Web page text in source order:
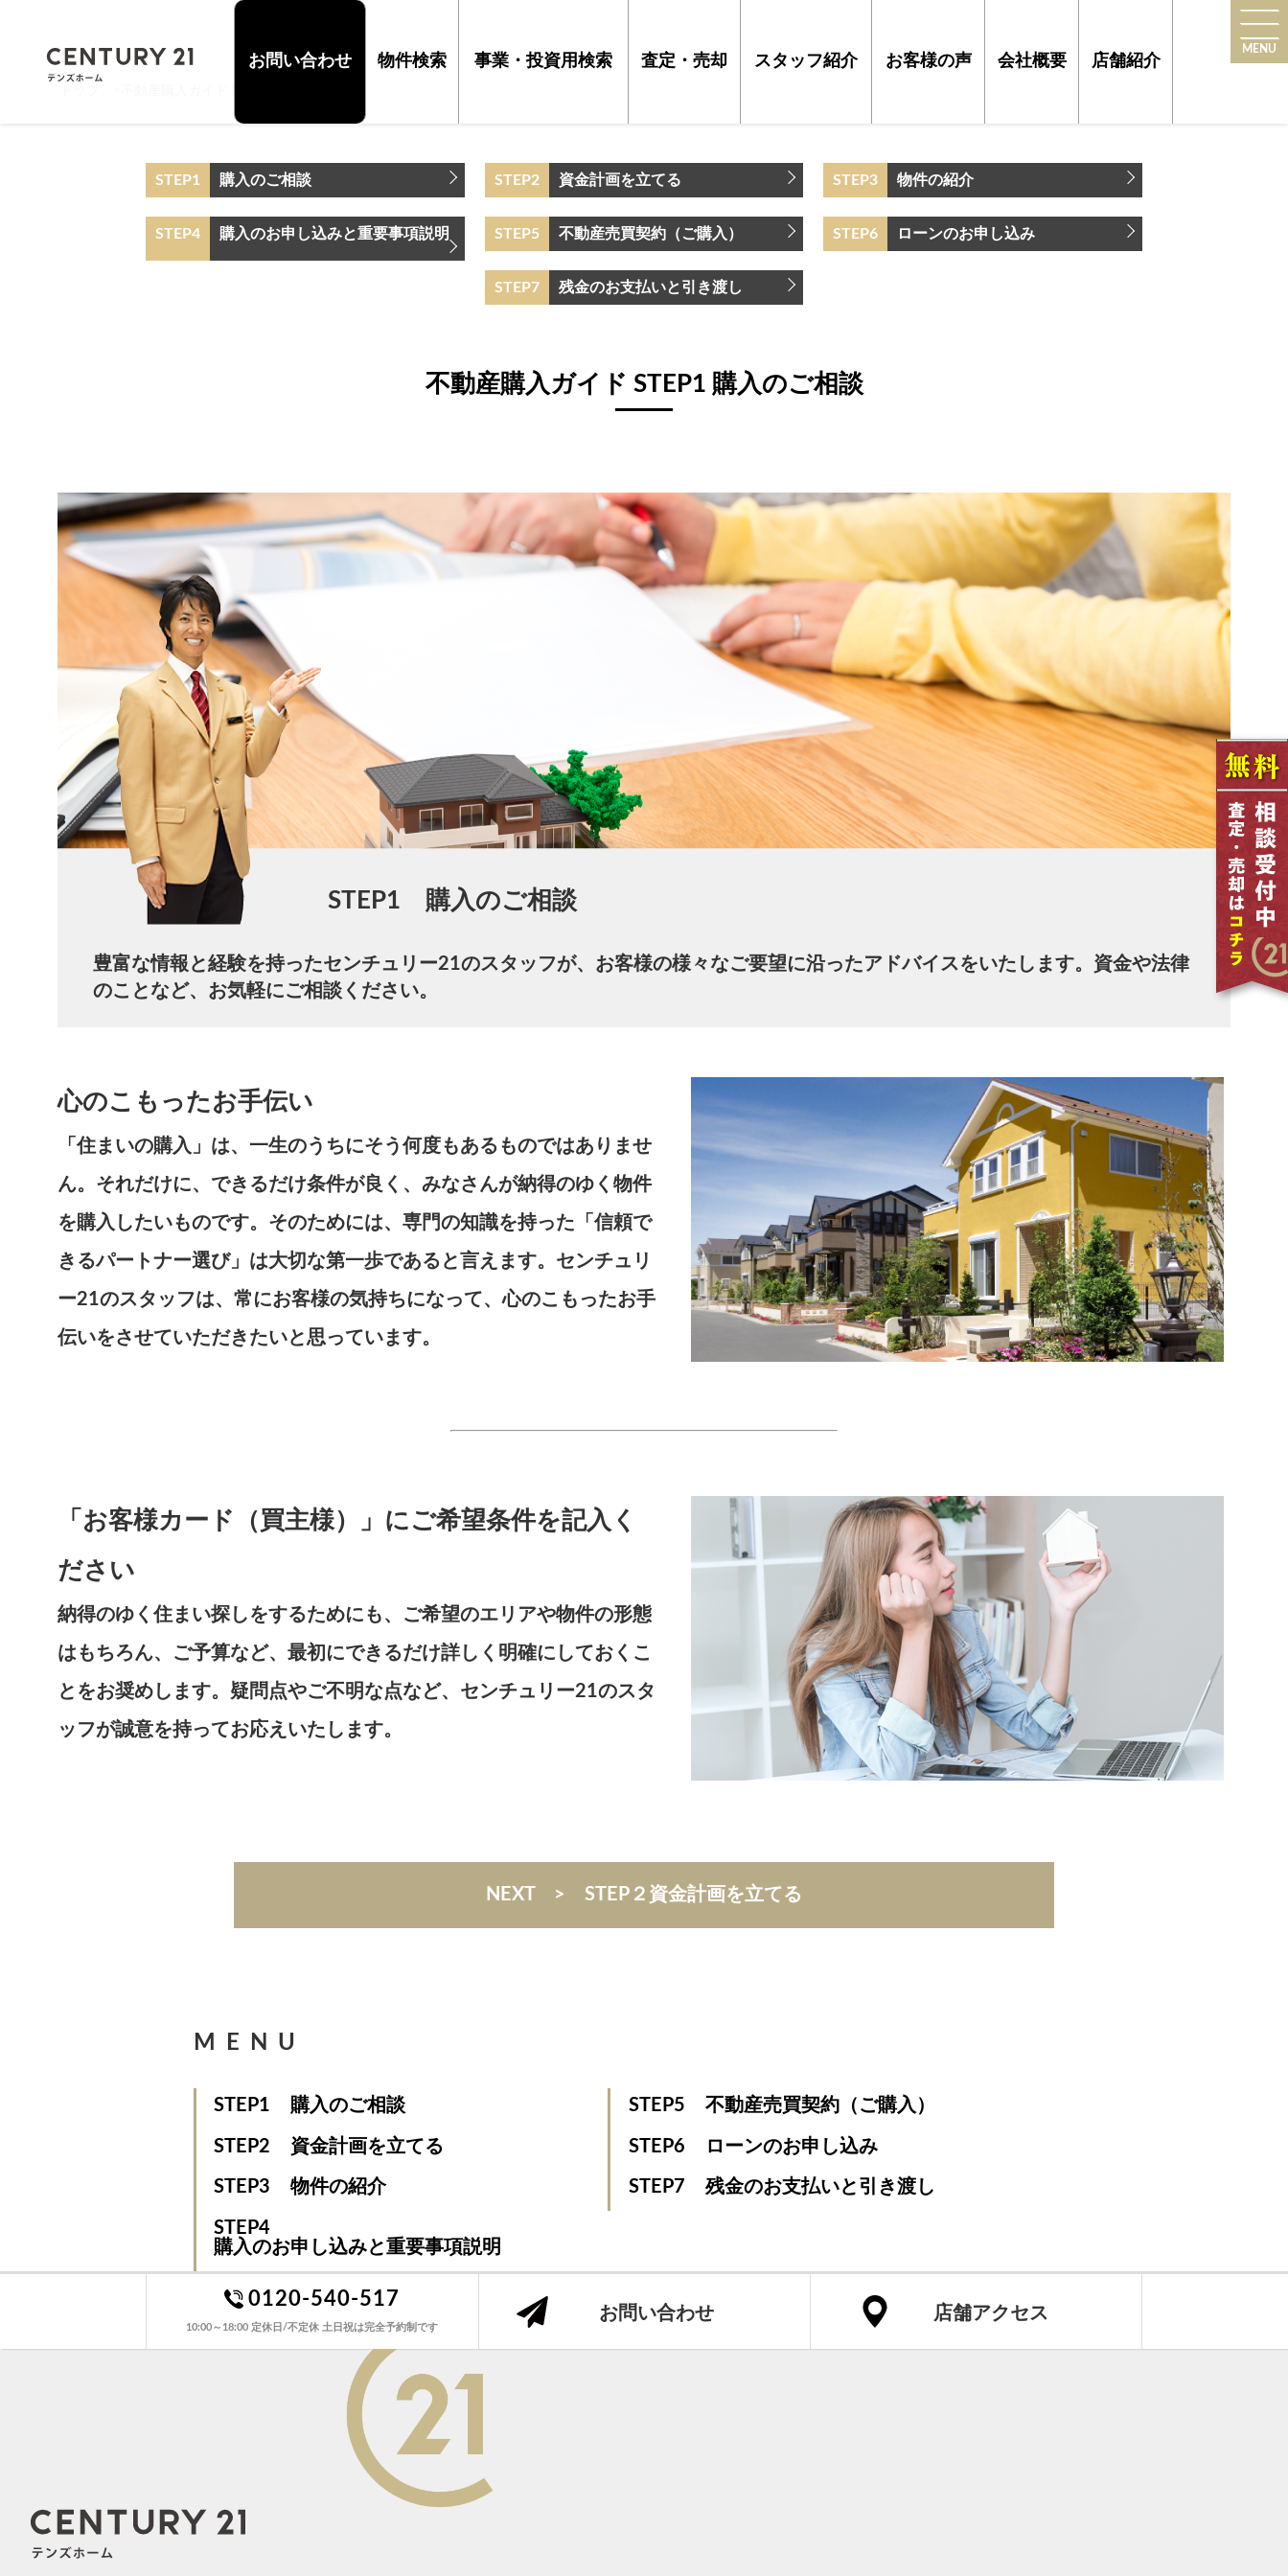
MENU
お問い合わせ 物件検索 事業・投資用検索 査定・売却 スタッフ紹介 お客様の声 会社概要 店舗紹介
STEP1 購入のご相談 STEP2 資金計画を立てる STEP3 物件の紹介
STEP4 購入のお申し込みと重要事項説明 STEP5 不動産売買契約（ご購入） STEP6 ローンのお申し込み
STEP7 残金のお支払いと引き渡し
不動産購入ガイド STEP1 購入のご相談
STEP1 購入のご相談
豊富な情報と経験を持ったセンチュリー21のスタッフが、お客様の様々なご要望に沿ったアドバイスをいたします。資金や法律
のことなど、お気軽にご相談ください。
心のこもったお手伝い
「住まいの購入」は、一生のうちにそう何度もあるものではありませ
ん。それだけに、できるだけ条件が良く、みなさんが納得のゆく物件
を購入したいものです。そのためには、専門の知識を持った「信頼で
きるパートナー選び」は大切な第一歩であると言えます。センチュリ
ー21のスタッフは、常にお客様の気持ちになって、心のこもったお手
伝いをさせていただきたいと思っています。
「お客様カード（買主様）」にご希望条件を記入く
ださい
納得のゆく住まい探しをするためにも、ご希望のエリアや物件の形態
はもちろん、ご予算など、最初にできるだけ詳しく明確にしておくこ
とをお奨めします。疑問点やご不明な点など、センチュリー21のスタ
ッフが誠意を持ってお応えいたします。
NEXT > STEP２資金計画を立てる
MENU
STEP1 購入のご相談
STEP2 資金計画を立てる
STEP3 物件の紹介
STEP4
購入のお申し込みと重要事項説明
STEP5 不動産売買契約（ご購入）
STEP6 ローンのお申し込み
STEP7 残金のお支払いと引き渡し
0120-540-517
10:00～18:00 定休日/不定休 土日祝は完全予約制です
お問い合わせ 店舗アクセス